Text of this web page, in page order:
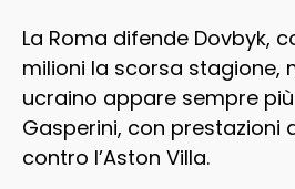
La Roma difende Dovbyk,
milioni la scorsa stagione,
ucraino appare sempre
Gasperini, con prestazioni
contro l’Aston Villa.